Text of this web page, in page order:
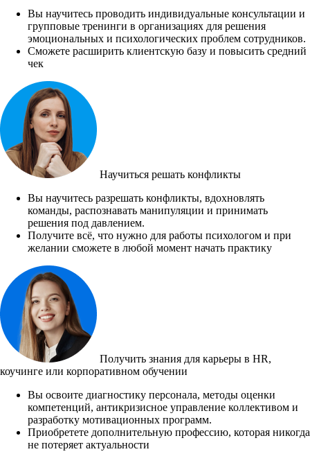
Вы научитесь проводить индивидуальные консультации и
групповые тренинги в организациях для решения
эмоциональных и психологических проблем сотрудников.
Сможете расширить клиентскую базу и повысить средний
чек
Научиться решать конфликты
Вы научитесь разрешать конфликты, вдохновлять
команды, распознавать манипуляции и принимать
решения под давлением.
Получите всё, что нужно для работы психологом и при
желании сможете в любой момент начать практику
Получить знания для карьеры в HR,
коучинге или корпоративном обучении
Вы освоите диагностику персонала, методы оценки
компетенций, антикризисное управление коллективом и
разработку мотивационных программ.
Приобретете дополнительную профессию, которая никогда
не потеряет актуальности